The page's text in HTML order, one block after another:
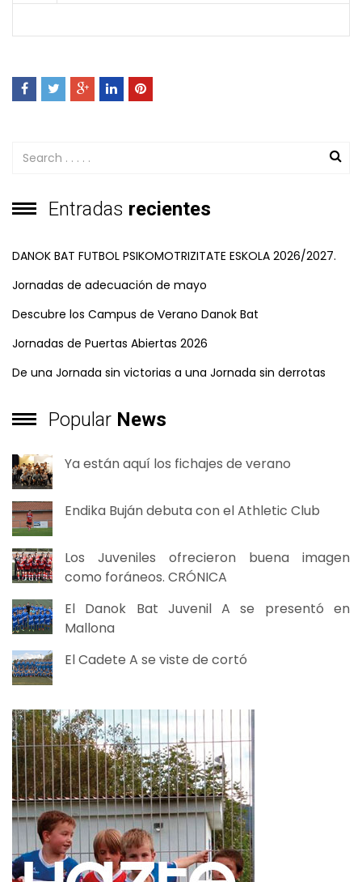
Entradas recientes
DANOK BAT FUTBOL PSIKOMOTRIZITATE ESKOLA 2026/2027.
Jornadas de adecuación de mayo
Descubre los Campus de Verano Danok Bat
Jornadas de Puertas Abiertas 2026
De una Jornada sin victorias a una Jornada sin derrotas
Popular News
Ya están aquí los fichajes de verano
Endika Buján debuta con el Athletic Club
Los Juveniles ofrecieron buena imagen
como foráneos. CRÓNICA
El Danok Bat Juvenil A se presentó en
Mallona
El Cadete A se viste de cortó